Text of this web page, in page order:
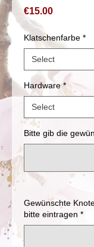
€15.00Price
Klatschenfarbe *
Hardware *
Bitte gib die
Gewünschte
bitte eintragen *